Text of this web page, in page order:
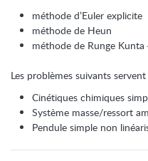
méthode d’Euler explicite
méthode de Heun
méthode de Runge Kunta
Les problèmes suivants
Cinétiques chimiques
Système masse/ressort
Pendule simple non